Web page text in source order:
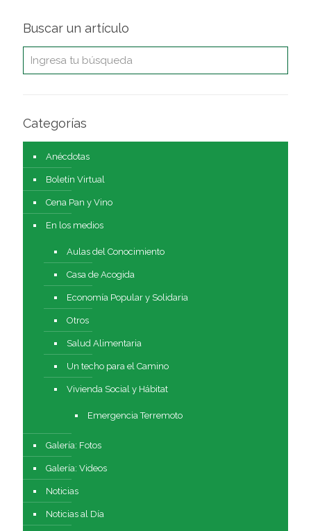
Buscar un artículo
Categorías
Anécdotas
Boletín Virtual
Cena Pan y Vino
En los medios
Aulas del Conocimiento
Casa de Acogida
Economía Popular y Solidaria
Otros
Salud Alimentaria
Un techo para el Camino
Vivienda Social y Hábitat
Emergencia Terremoto
Galería: Fotos
Galería: Videos
Noticias
Noticias al Día